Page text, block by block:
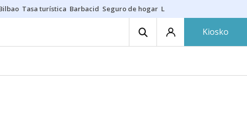
Tasa turística Barbacid Seguro de hogar Lío Athletic-Osasuna
Kiosko